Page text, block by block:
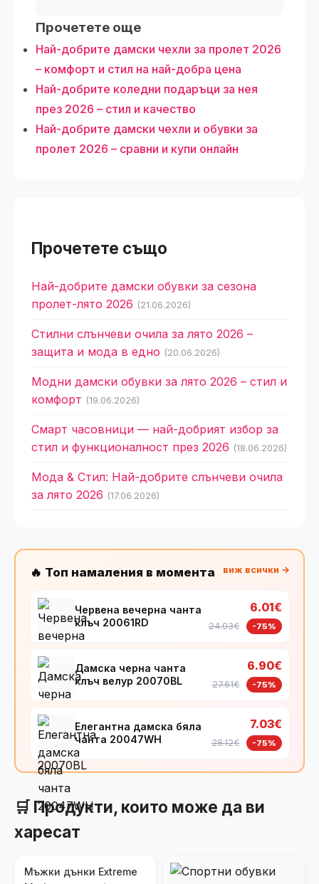
Прочетете още
Най-добрите дамски чехли за пролет 2026
– комфорт и стил на най-добра цена
Най-добрите коледни подаръци за нея
през 2026 – стил и качество
Най-добрите дамски чехли и обувки за
пролет 2026 – сравни и купи онлайн
Прочетете също
Най-добрите дамски обувки за сезона
пролет-лято 2026 (21.06.2026)
Стилни слънчеви очила за лято 2026 –
защита и мода в едно (20.06.2026)
Модни дамски обувки за лято 2026 – стил и
комфорт (19.06.2026)
Смарт часовници — най-добрият избор за
стил и функционалност през 2026 (18.06.2026)
Мода & Стил: Най-добрите слънчеви очила
за лято 2026 (17.06.2026)
🔥 Топ намаления в момента виж всички →
Червена вечерна чанта
клъч 20061RD
6.01€
24.03€ -75%
Дамска черна чанта
клъч велур 20070BL
6.90€
27.61€ -75%
Елегантна дамска бяла
чанта 20047WH
7.03€
28.12€ -75%
🛒 Продукти, които може да ви
харесат
Мъжки дънки Extreme